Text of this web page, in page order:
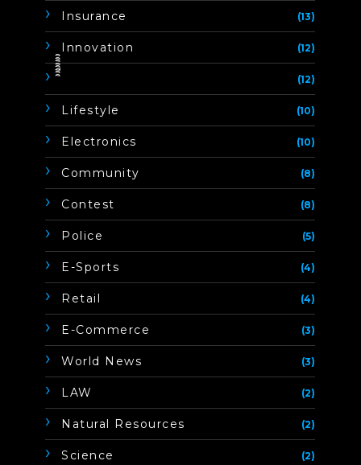
Insurance (13)
Innovation (12)
(12)
Lifestyle (10)
Electronics (10)
Community (8)
Contest (8)
Police (5)
E-Sports (4)
Retail (4)
E-Commerce (3)
World News (3)
LAW (2)
Natural Resources (2)
Science (2)